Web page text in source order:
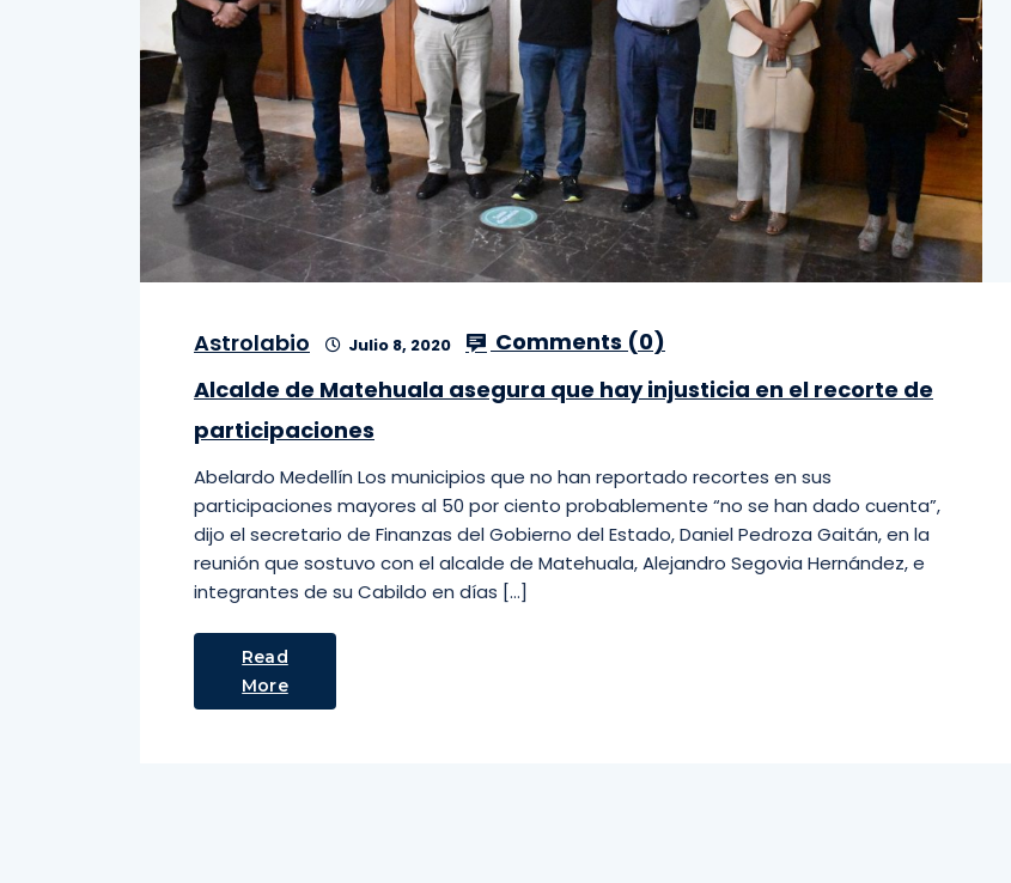
Astrolabio Julio 8, 2020 Comments (0)
Alcalde de Matehuala asegura que hay injusticia en el recorte de
participaciones
Abelardo Medellín Los municipios que no han reportado recortes en sus
participaciones mayores al 50 por ciento probablemente “no se han dado cuenta”,
dijo el secretario de Finanzas del Gobierno del Estado, Daniel Pedroza Gaitán, en la
reunión que sostuvo con el alcalde de Matehuala, Alejandro Segovia Hernández, e
integrantes de su Cabildo en días […]
Read
More